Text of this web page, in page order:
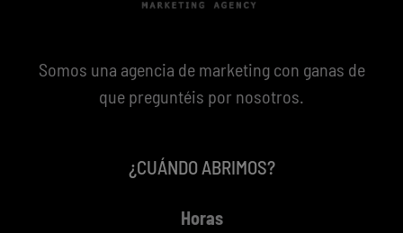
Somos una agencia de marketing con ganas de
que preguntéis por nosotros.
¿CUÁNDO ABRIMOS?
Horas